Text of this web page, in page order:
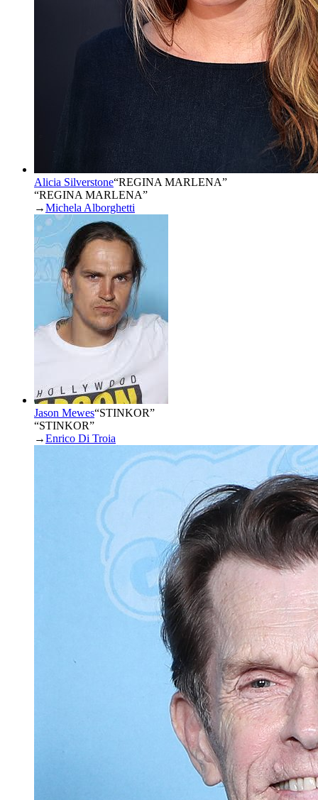
Alicia Silverstone“REGINA MARLENA”
“REGINA MARLENA”
→Michela Alborghetti
Jason Mewes“STINKOR”
“STINKOR”
→Enrico Di Troia